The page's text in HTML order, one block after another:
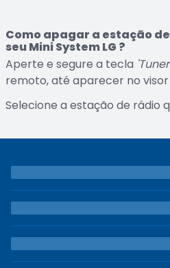
Como apagar a estação
seu Mini System LG ?
Aperte e segure a tecla
remoto, até aparecer no
Selecione a estação de rádio